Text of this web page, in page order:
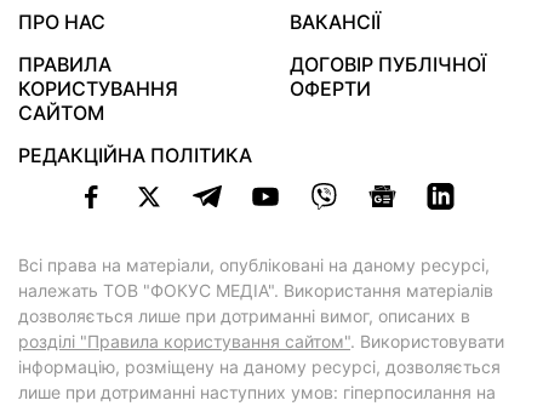
ПРО НАС
ВАКАНСІЇ
ПРАВИЛА
КОРИСТУВАННЯ
САЙТОМ
ДОГОВІР ПУБЛІЧНОЇ
ОФЕРТИ
РЕДАКЦІЙНА ПОЛІТИКА
Всі права на матеріали, опубліковані на даному ресурсі,
належать ТОВ "ФОКУС МЕДІА". Використання матеріалів
дозволяється лише при дотриманні вимог, описаних в
розділі "Правила користування сайтом". Використовувати
інформацію, розміщену на даному ресурсі, дозволяється
лише при дотриманні наступних умов: гіперпосилання на